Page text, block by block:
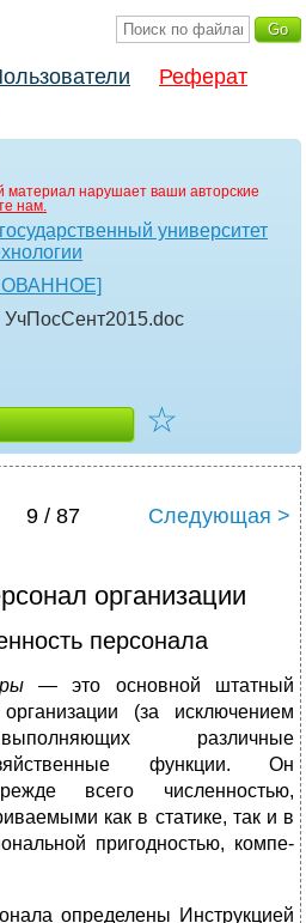
Реферат
материал нарушает ваши авторские
нам.
университет
.doc
☆
9 / 87 Следующая >
организации
персонала
— это основной штатный
(за исключением
различ­ные
функции. Он
всего численностью,
как в статике, так и в
пригодностью, компе­
определены Инструкцией